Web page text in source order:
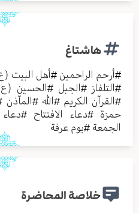
هاشتاغ
#أرحم الراحمين #أهل البيت
#التلفاز #الجبل #الحسين
#القرآن الكريم #الله #المآذن
حمزة #دعاء الافتتاح #
الجمعة #يوم عرفة
خلاصة المحاضرة